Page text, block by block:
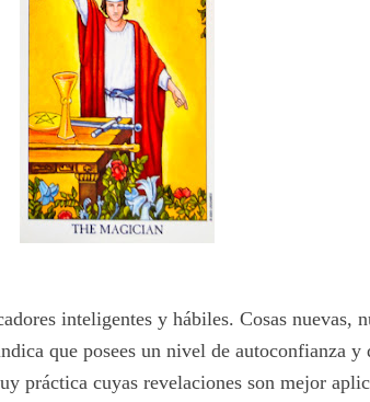
inteligentes y hábiles. Cosas nuevas,
que posees un nivel de autoconfianza
práctica cuyas revelaciones son mejor